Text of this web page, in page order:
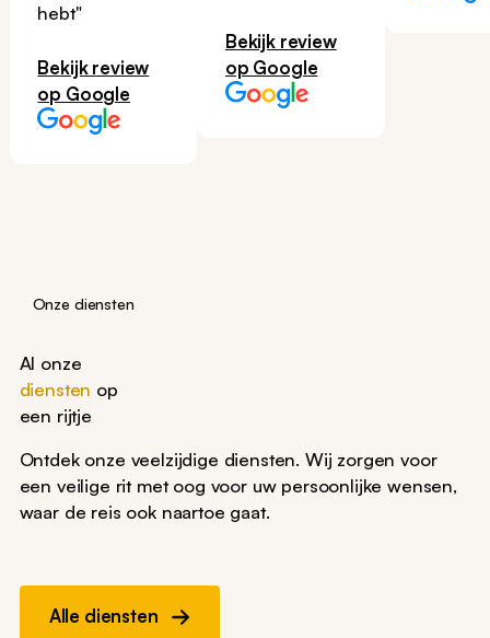
hebt"
Bekijk review
op Google
Bekijk review
op Google
Onze diensten
Al onze
diensten op
een rijtje
Ontdek onze veelzijdige diensten. Wij zorgen voor
een veilige rit met oog voor uw persoonlijke wensen,
waar de reis ook naartoe gaat.
Alle diensten